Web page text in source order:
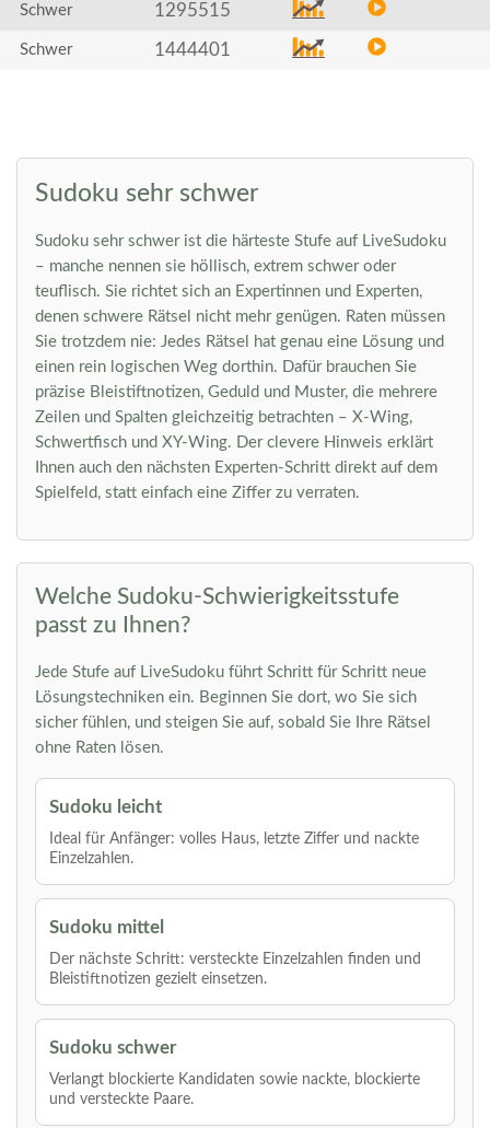
Schwer 1295515
Schwer 1444401
Sudoku sehr schwer
Sudoku sehr schwer ist die härteste Stufe auf LiveSudoku
– manche nennen sie höllisch, extrem schwer oder
teuflisch. Sie richtet sich an Expertinnen und Experten,
denen schwere Rätsel nicht mehr genügen. Raten müssen
Sie trotzdem nie: Jedes Rätsel hat genau eine Lösung und
einen rein logischen Weg dorthin. Dafür brauchen Sie
präzise Bleistiftnotizen, Geduld und Muster, die mehrere
Zeilen und Spalten gleichzeitig betrachten – X-Wing,
Schwertfisch und XY-Wing. Der clevere Hinweis erklärt
Ihnen auch den nächsten Experten-Schritt direkt auf dem
Spielfeld, statt einfach eine Ziffer zu verraten.
Welche Sudoku-Schwierigkeitsstufe
passt zu Ihnen?
Jede Stufe auf LiveSudoku führt Schritt für Schritt neue
Lösungstechniken ein. Beginnen Sie dort, wo Sie sich
sicher fühlen, und steigen Sie auf, sobald Sie Ihre Rätsel
ohne Raten lösen.
Sudoku leicht
Ideal für Anfänger: volles Haus, letzte Ziffer und nackte
Einzelzahlen.
Sudoku mittel
Der nächste Schritt: versteckte Einzelzahlen finden und
Bleistiftnotizen gezielt einsetzen.
Sudoku schwer
Verlangt blockierte Kandidaten sowie nackte, blockierte
und versteckte Paare.